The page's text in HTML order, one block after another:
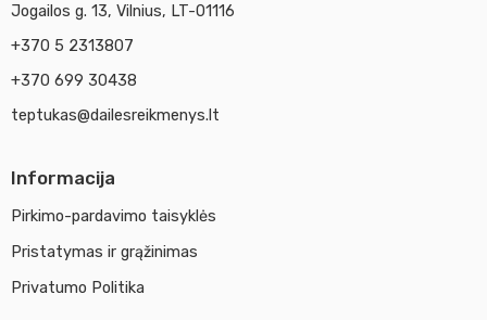
Jogailos g. 13, Vilnius, LT-01116
+370 5 2313807
+370 699 30438
teptukas@dailesreikmenys.lt
Informacija
Pirkimo-pardavimo taisyklės
Pristatymas ir grąžinimas
Privatumo Politika